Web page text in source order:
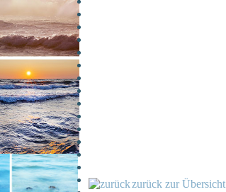
zurück zur Übersicht